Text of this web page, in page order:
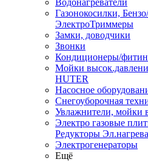
Водонагреватели
Газонокосилки, Бензо/
ЭлектроТриммеры
Замки, доводчики
Звонки
Кондиционеры/
Мойки
HUTER
Насосное
Снегоуборочная
Увлажнители, мойки
Электро газовые
Редукторы
Электрогенераторы
Ещё